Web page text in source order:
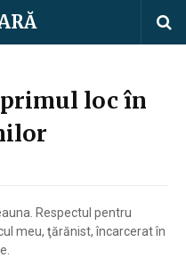
loc în
Respectul pentru
meu, ţărănist, încarcerat în